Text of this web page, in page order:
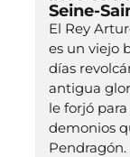
Seine-
El Rey
es un viejo
días
antigua
le forjó
demonios
Pendragón.